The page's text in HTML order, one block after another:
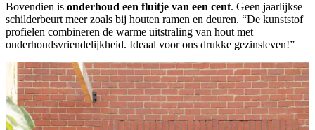
Bovendien is onderhoud een fluitje van een cent. Geen jaarlijkse
schilderbeurt meer zoals bij houten ramen en deuren. “De kunststof
profielen combineren de warme uitstraling van hout met
onderhoudsvriendelijkheid. Ideaal voor ons drukke gezinsleven!”